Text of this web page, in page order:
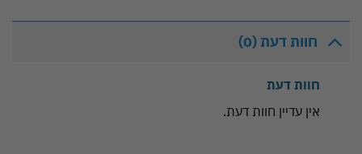
חוות דעת (0)
חוות דעת
אין עדיין חוות דעת.